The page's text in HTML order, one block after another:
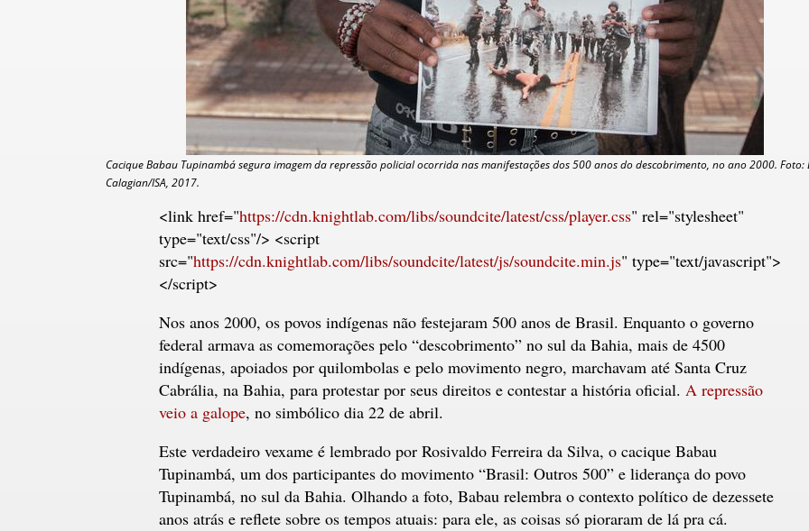
Cacique Babau Tupinambá segura imagem da repressão policial ocorrida nas manifestações dos 500 anos do descobrimento, no ano 2000. Foto:
Calagian/ISA, 2017.
<link href="https://cdn.knightlab.com/libs/soundcite/latest/css/player.css" rel="stylesheet"
type="text/css"/> <script
src="https://cdn.knightlab.com/libs/soundcite/latest/js/soundcite.min.js" type="text/javascript">
</script>
Nos anos 2000, os povos indígenas não festejaram 500 anos de Brasil. Enquanto o governo
federal armava as comemorações pelo “descobrimento” no sul da Bahia, mais de 4500
indígenas, apoiados por quilombolas e pelo movimento negro, marchavam até Santa Cruz
Cabrália, na Bahia, para protestar por seus direitos e contestar a história oficial. A repressão
veio a galope, no simbólico dia 22 de abril.
Este verdadeiro vexame é lembrado por Rosivaldo Ferreira da Silva, o cacique Babau
Tupinambá, um dos participantes do movimento “Brasil: Outros 500” e liderança do povo
Tupinambá, no sul da Bahia. Olhando a foto, Babau relembra o contexto político de dezessete
anos atrás e reflete sobre os tempos atuais: para ele, as coisas só pioraram de lá pra cá.